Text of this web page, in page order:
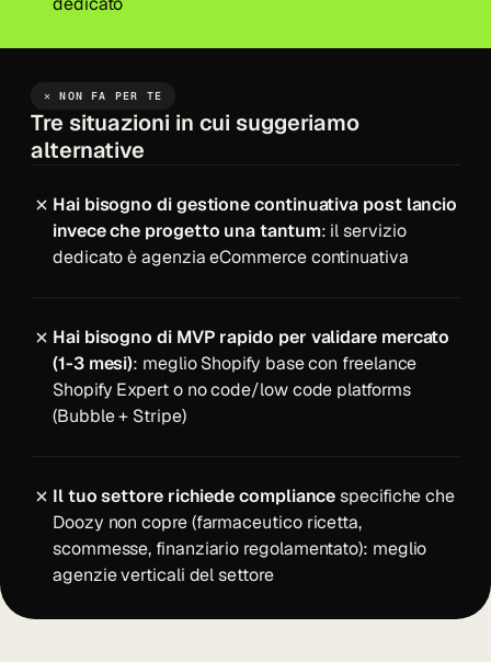
✕ NON FA PER TE
Tre situazioni in cui suggeriamo
alternative
Hai bisogno di gestione continuativa post lancio
invece che progetto una tantum: il servizio
dedicato èagenzia eCommerce continuativa
Hai bisogno di MVP rapido per validare mercato
(1-3 mesi): meglio Shopify base con freelance
Shopify Expert o no code/low code platforms
(Bubble + Stripe)
Il tuo settore richiede compliancespecifiche che
Doozy non copre (farmaceutico ricetta,
scommesse, finanziario regolamentato): meglio
agenzie verticali del settore